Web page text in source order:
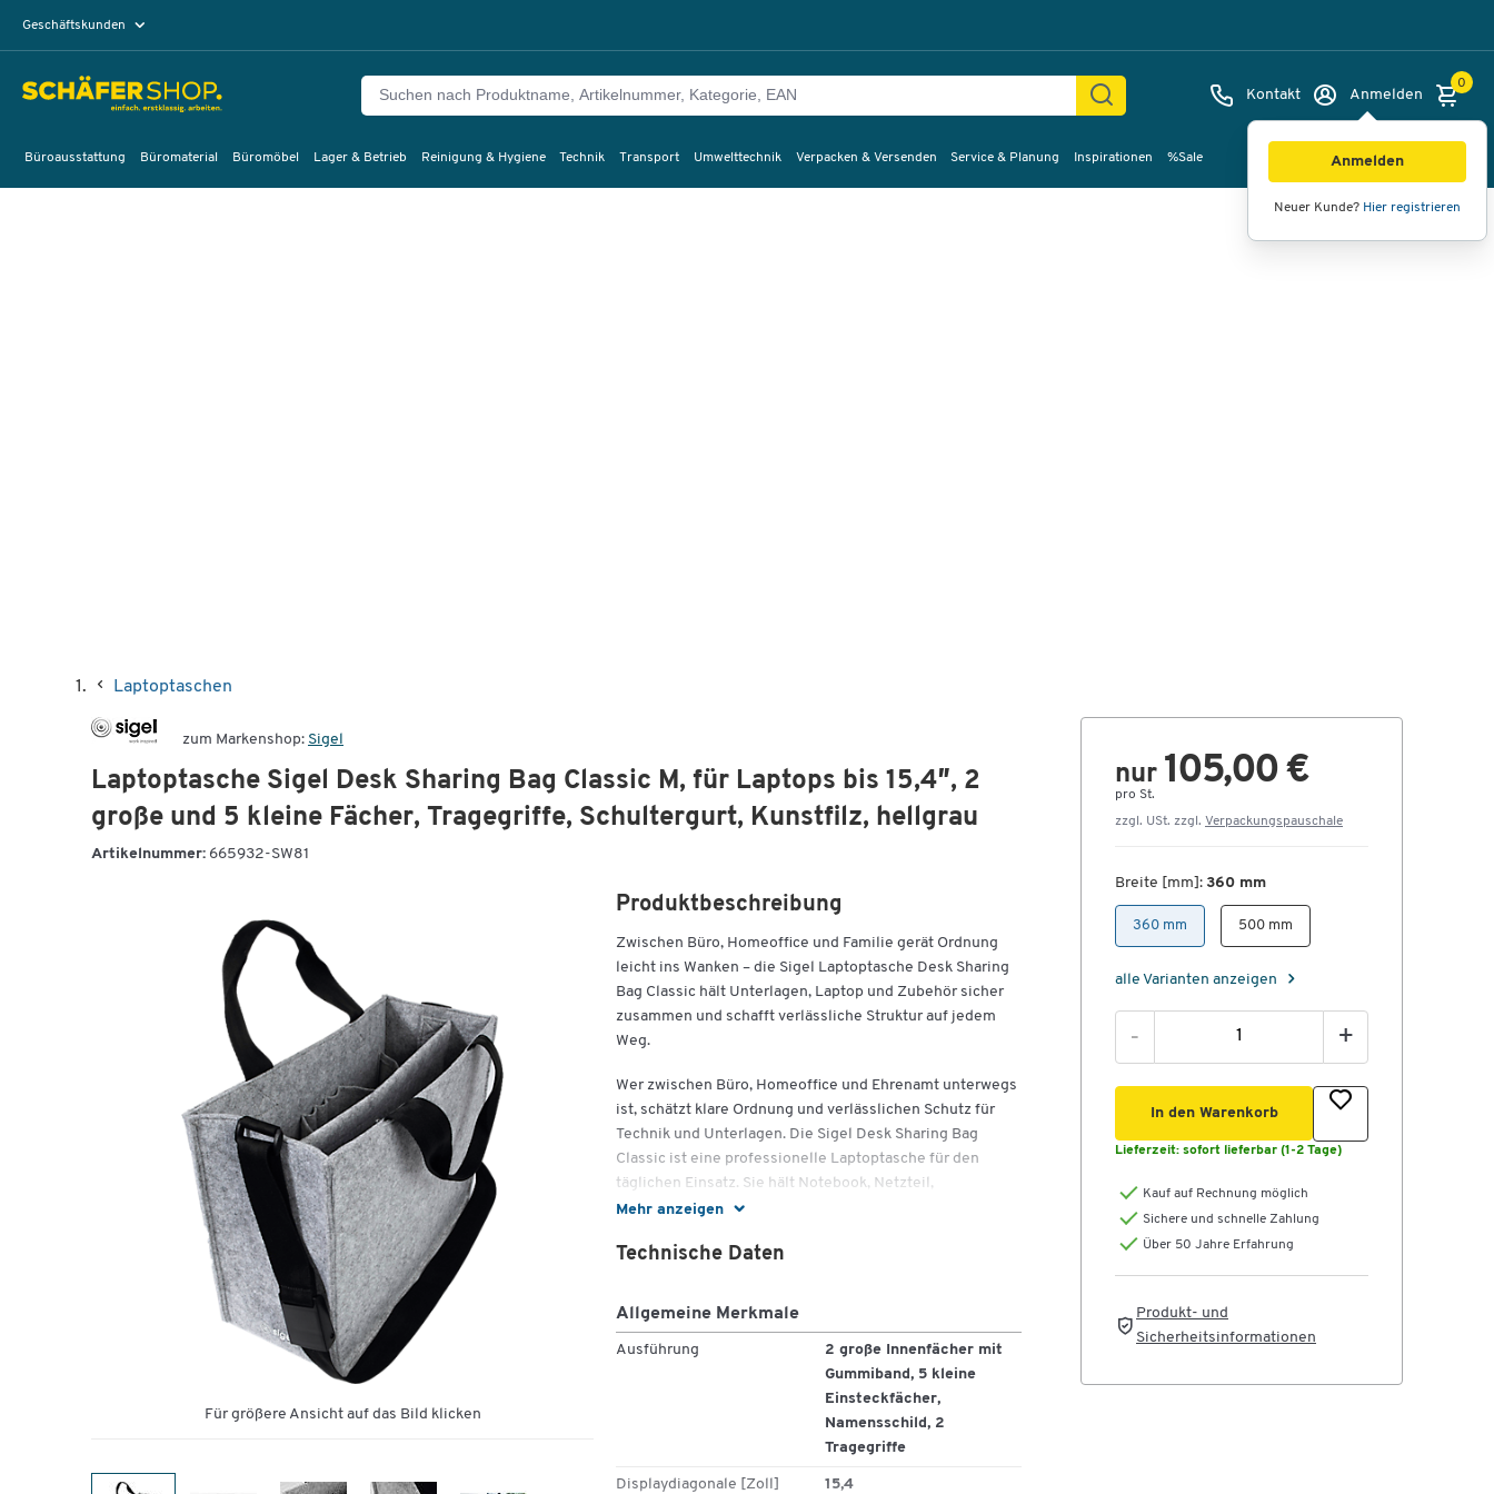
Geschäftskunden
Kontakt Anmelden
Anmelden
Neuer Kunde? Hier registrieren
0
Büroausstattung Büromaterial Büromöbel Lager & Betrieb Reinigung & Hygiene Technik Transport Umwelttechnik Verpacken & Versenden Service & Planung Inspirationen %Sale
Laptoptaschen
zum Markenshop: Sigel
Laptoptasche Sigel Desk Sharing Bag Classic M, für Laptops bis 15,4″, 2
große und 5 kleine Fächer, Tragegriffe, Schultergurt, Kunstfilz, hellgrau
Artikelnummer: 665932-SW81
Für größere Ansicht auf das Bild klicken
Mehr anzeigen
Produktbeschreibung
Zwischen Büro, Homeoffice und Familie gerät Ordnung
leicht ins Wanken – die Sigel Laptoptasche Desk Sharing
Bag Classic hält Unterlagen, Laptop und Zubehör sicher
zusammen und schafft verlässliche Struktur auf jedem
Weg.
Wer zwischen Büro, Homeoffice und Ehrenamt unterwegs
ist, schätzt klare Ordnung und verlässlichen Schutz für
Technik und Unterlagen. Die Sigel Desk Sharing Bag
Classic ist eine professionelle Laptoptasche für den
täglichen Einsatz. Sie hält Notebook, Netzteil,
Schreibmappe und Kleinteile strukturiert zusammen und
wirkt sachlich, während der Kunstfilz strapazierfähig ist
Die Innenaufteilung ist sachlich durchdacht: zwei große
Innenfächer für Laptop und Unterlagen, fünf kleine
Einsteckfächer für Maus, Ladegerät, Stifte und Ausweis,
dazu eine Gummiband-Schlaufe zur Fixierung. Ein
Namensschild sorgt für eindeutige Zuordnung in Büro,
Schule oder Verein. Zwei stabile Tragegriffe und der
Technische Daten
Allgemeine Merkmale
Ausführung
2 große Innenfächer mit
Gummiband, 5 kleine
Einsteckfächer,
Namensschild, 2
Tragegriffe
Displaydiagonale [Zoll] 15,4
nur 105,00 €
pro St.
zzgl. USt. zzgl. Verpackungspauschale
Breite [mm]: 360 mm
360 mm 500 mm
alle Varianten anzeigen
- +
In den Warenkorb
Lieferzeit: sofort lieferbar (1-2 Tage)
Kauf auf Rechnung möglich
Sichere und schnelle Zahlung
Über 50 Jahre Erfahrung
Produkt- und
Sicherheitsinformationen
Bilder Videos 360°-Ansicht